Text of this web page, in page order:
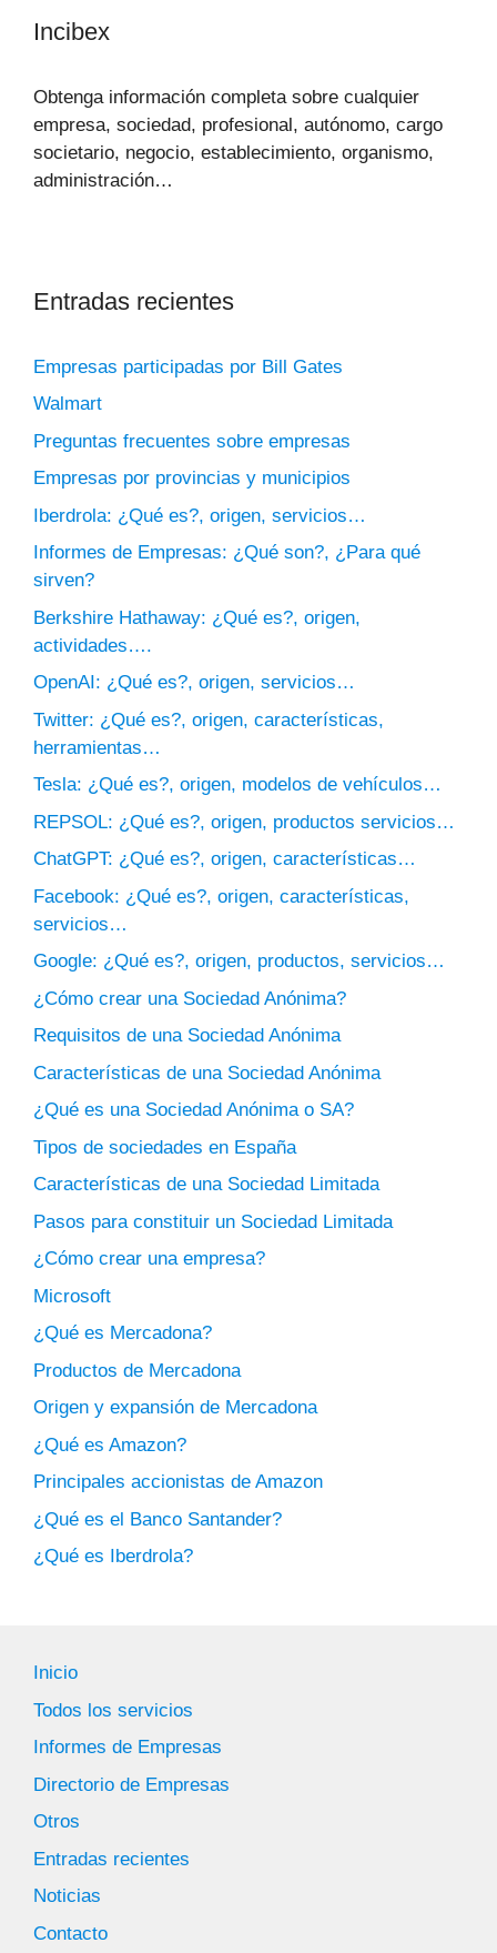
Incibex
Obtenga información completa sobre cualquier
empresa, sociedad, profesional, autónomo, cargo
societario, negocio, establecimiento, organismo,
administración…
Entradas recientes
Empresas participadas por Bill Gates
Walmart
Preguntas frecuentes sobre empresas
Empresas por provincias y municipios
Iberdrola: ¿Qué es?, origen, servicios…
Informes de Empresas: ¿Qué son?, ¿Para qué
sirven?
Berkshire Hathaway: ¿Qué es?, origen,
actividades….
OpenAI: ¿Qué es?, origen, servicios…
Twitter: ¿Qué es?, origen, características,
herramientas…
Tesla: ¿Qué es?, origen, modelos de vehículos…
REPSOL: ¿Qué es?, origen, productos servicios…
ChatGPT: ¿Qué es?, origen, características…
Facebook: ¿Qué es?, origen, características,
servicios…
Google: ¿Qué es?, origen, productos, servicios…
¿Cómo crear una Sociedad Anónima?
Requisitos de una Sociedad Anónima
Características de una Sociedad Anónima
¿Qué es una Sociedad Anónima o SA?
Tipos de sociedades en España
Características de una Sociedad Limitada
Pasos para constituir un Sociedad Limitada
¿Cómo crear una empresa?
Microsoft
¿Qué es Mercadona?
Productos de Mercadona
Origen y expansión de Mercadona
¿Qué es Amazon?
Principales accionistas de Amazon
¿Qué es el Banco Santander?
¿Qué es Iberdrola?
Inicio
Todos los servicios
Informes de Empresas
Directorio de Empresas
Otros
Entradas recientes
Noticias
Contacto